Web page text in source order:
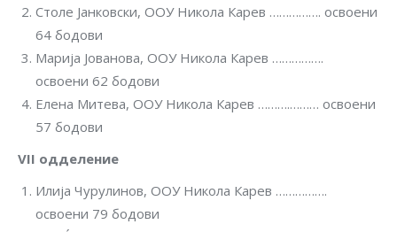
Столе Јанковски, ООУ Никола Карев ……………. освоени
64 бодови
Марија Јованова, ООУ Никола Карев …………….
oсвоени 62 бодови
Елена Митева, ООУ Никола Карев ……….……… oсвоени
57 бодови
VII одделение
Илија Чурулинов, ООУ Никола Карев …………….
освоени 79 бодови